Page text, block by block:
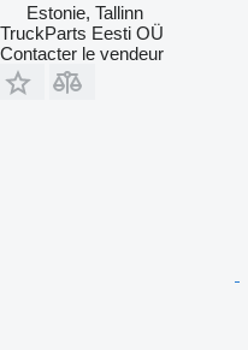
Estonie, Tallinn
TruckParts Eesti OÜ
Contacter le vendeur